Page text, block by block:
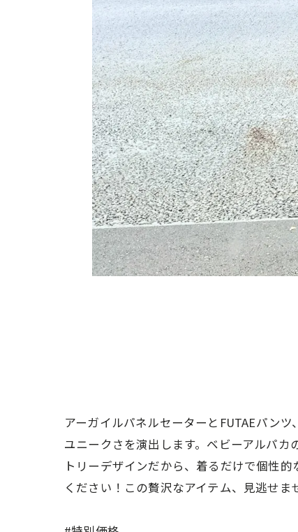
アーガイルパネルセーターとFUTAEパン
ユニークさを演出します。ベビーアルパ
トリーデザインだから、着るだけで個性
ください！この贅沢なアイテム、見逃せ